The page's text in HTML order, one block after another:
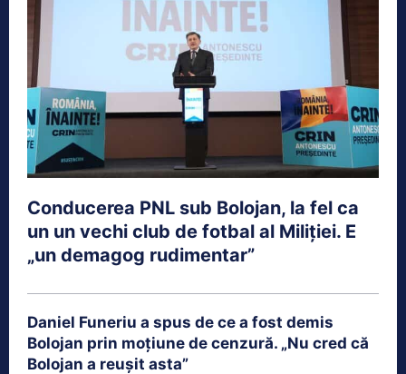
Conducerea PNL sub Bolojan, la fel ca
un un vechi club de fotbal al Miliției. E
„un demagog rudimentar”
Daniel Funeriu a spus de ce a fost demis
Bolojan prin moțiune de cenzură. „Nu cred că
Bolojan a reușit asta”